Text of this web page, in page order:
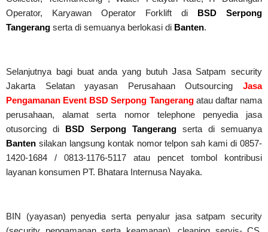
Operator, Karyawan Operator Forklift di BSD Serpong
Tangerang serta di semuanya berlokasi di Banten.
Selanjutnya bagi buat anda yang butuh Jasa Satpam security
Jakarta Selatan yayasan Perusahaan Outsourcing Jasa
Pengamanan Event BSD Serpong Tangerangatau daftar nama
perusahaan, alamat serta nomor telephone penyedia jasa
otusorcing di BSD Serpong Tangerang serta di semuanya
Banten silakan langsung kontak nomor telpon sah kami di 0857-
1420-1684 / 0813-1176-5117 atau pencet tombol kontribusi
layanan konsumen PT. Bhatara Internusa Nayaka.
BIN (yayasan) penyedia serta penyalur jasa satpam security